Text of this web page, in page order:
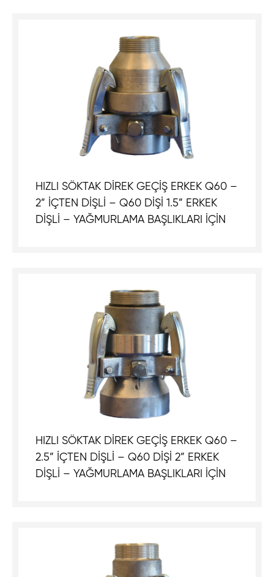
HIZLI SÖKTAK DİREK GEÇİŞ ERKEK Q60 –
2” İÇTEN DİŞLİ – Q60 DİŞİ 1.5” ERKEK
DİŞLİ – YAĞMURLAMA BAŞLIKLARI İÇİN
HIZLI SÖKTAK DİREK GEÇİŞ ERKEK Q60 –
2.5” İÇTEN DİŞLİ – Q60 DİŞİ 2” ERKEK
DİŞLİ – YAĞMURLAMA BAŞLIKLARI İÇİN